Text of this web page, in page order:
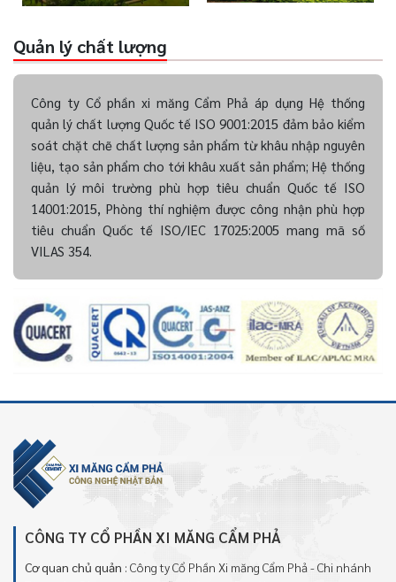
Quản lý chất lượng
Công ty Cổ phần xi măng Cẩm Phả áp dụng Hệ thống
quản lý chất lượng Quốc tế ISO 9001:2015 đảm bảo kiểm
soát chặt chẽ chất lượng sản phẩm từ khâu nhập nguyên
liệu, tạo sản phẩm cho tới khâu xuất sản phẩm; Hệ thống
quản lý môi trường phù hợp tiêu chuẩn Quốc tế ISO
14001:2015, Phòng thí nghiệm được công nhận phù hợp
tiêu chuẩn Quốc tế ISO/IEC 17025:2005 mang mã số
VILAS 354.
CÔNG TY CỔ PHẦN XI MĂNG CẨM PHẢ
Cơ quan chủ quản : Công ty Cổ Phần Xi măng Cẩm Phả - Chi nhánh